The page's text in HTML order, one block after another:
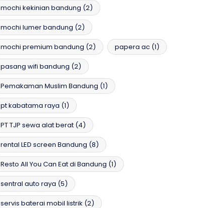
mochi kekinian bandung (2)
mochi lumer bandung (2)
mochi premium bandung (2) papera ac(1)
pasang wifi bandung (2)
Pemakaman Muslim Bandung (1)
pt kabatama raya (1)
PT TJP sewa alat berat(4)
rental LED screen Bandung (8)
Resto All You Can Eat di Bandung (1)
sentral auto raya (5)
servis baterai mobil listrik (2)